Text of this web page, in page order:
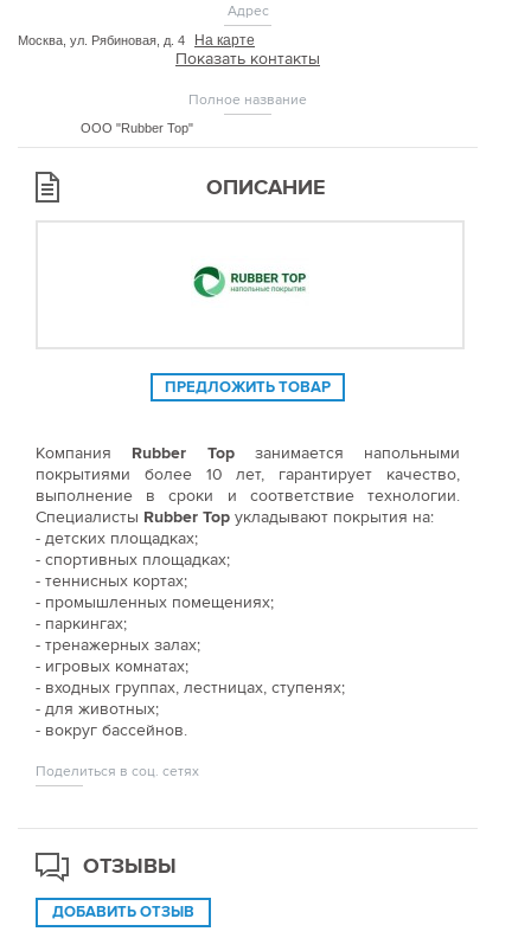
Адрес
Москва, ул. Рябиновая, д. 4 На карте
Показать контакты
Полное название
ООО "Rubber Top"
ОПИСАНИЕ
ПРЕДЛОЖИТЬ ТОВАР
Компания Rubber Topзанимается напольными
покрытиями более 10 лет, гарантирует качество,
выполнение в сроки и соответствие технологии.
Специалисты Rubber Top укладывают покрытия на:
- детских площадках;
- спортивных площадках;
- теннисных кортах;
- промышленных помещениях;
- паркингах;
- тренажерных залах;
- игровых комнатах;
- входных группах, лестницах, ступенях;
- для животных;
- вокруг бассейнов.
Поделиться в соц. сетях
ОТЗЫВЫ
ДОБАВИТЬ ОТЗЫВ